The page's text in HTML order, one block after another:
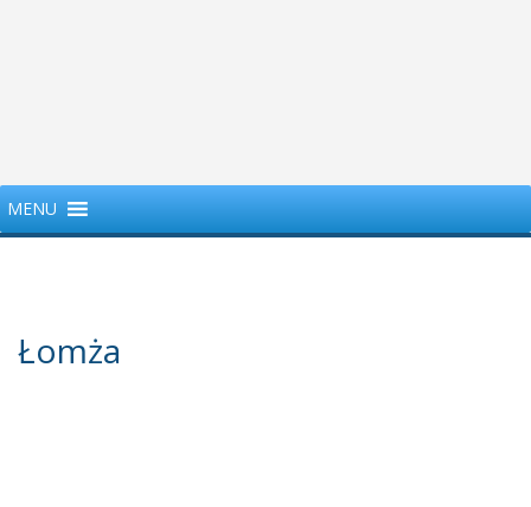
MENU
Łomża